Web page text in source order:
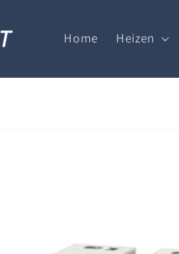
Home Heizen